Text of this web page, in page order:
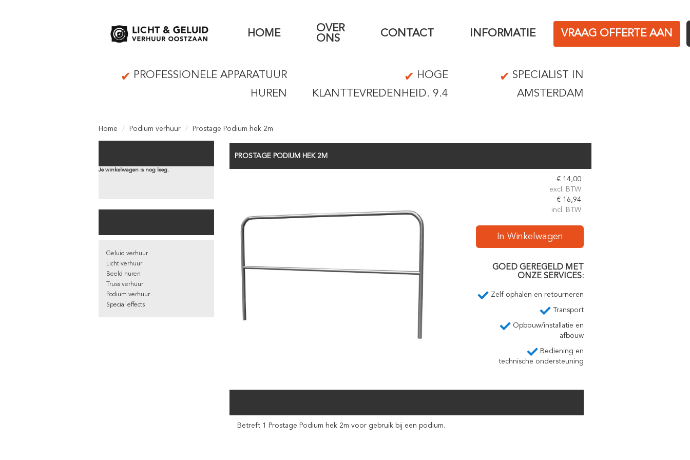
HOME
OVER
ONS
CONTACT INFORMATIE VRAAG OFFERTE AAN
PROFESSIONELE APPARATUUR
HUREN
HOGE
KLANTTEVREDENHEID. 9.4
SPECIALIST IN
AMSTERDAM
Home Podium verhuur Prostage Podium hek 2m
Je winkelwagen is nog leeg.
Geluid verhuur
Licht verhuur
Beeld huren
Truss verhuur
Podium verhuur
Special effects
PROSTAGE PODIUM HEK 2M
€ 14,00
excl. BTW
€ 16,94
incl. BTW
In Winkelwagen
GOED GEREGELD MET
ONZE SERVICES:
Zelf ophalen en retourneren
Transport
Opbouw/installatie en
afbouw
Bediening en
technische ondersteuning
Betreft 1 Prostage Podium hek 2m voor gebruik bij een podium.